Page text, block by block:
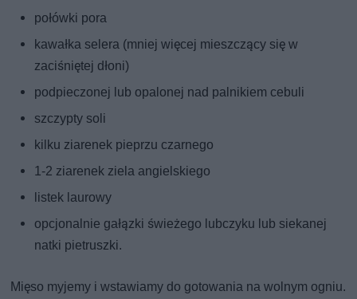
połówki pora
kawałka selera (mniej więcej mieszczący się w
zaciśniętej dłoni)
podpieczonej lub opalonej nad palnikiem cebuli
szczypty soli
kilku ziarenek pieprzu czarnego
1-2 ziarenek ziela angielskiego
listek laurowy
opcjonalnie gałązki świeżego lubczyku lub siekanej
natki pietruszki.
Mięso myjemy i wstawiamy do gotowania na wolnym ogniu.